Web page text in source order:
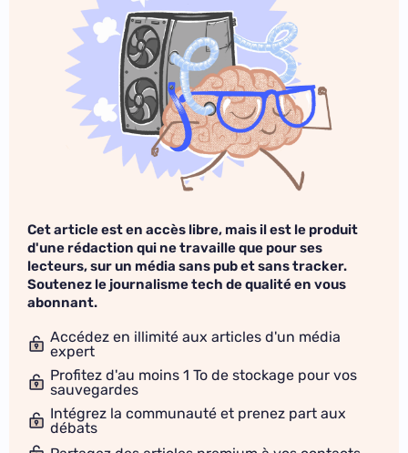
Cet article est en accès libre, mais il est le produit
d'une rédaction qui ne travaille que pour ses
lecteurs, sur un média sans pub et sans tracker.
Soutenez le journalisme tech de qualité en vous
abonnant.
Accédez en illimité aux articles d'un média
expert
Profitez d'au moins 1 To de stockage pour vos
sauvegardes
Intégrez la communauté et prenez part aux
débats